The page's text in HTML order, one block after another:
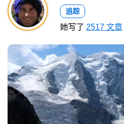
追踪
她写了 2517 文章